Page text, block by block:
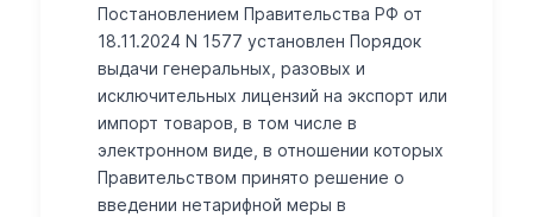
Постановлением Правительства РФ от
18.11.2024 N 1577 установлен Порядок
выдачи генеральных, разовых и
исключительных лицензий на экспорт или
импорт товаров, в том числе в
электронном виде, в отношении которых
Правительством принято решение о
введении нетарифной меры в